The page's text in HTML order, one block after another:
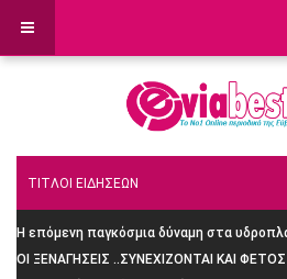
ΤΙΤΛΟΙ ΕΙΔΗΣΕΩΝ
Η επόμενη παγκόσμια δύναμη στα
ΟΙ ΞΕΝΑΓΗΣΕΙΣ ..ΣΥΝΕΧΙΖΟΝΤΑΙ ΚΑΙ ΦΕΤΟΣ